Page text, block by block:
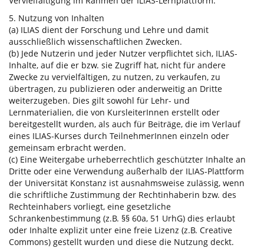
5. Nutzung von Inhalten
(a) ILIAS dient der Forschung und Lehre und damit
ausschließlich wissenschaftlichen Zwecken.
(b) Jede Nutzerin und jeder Nutzer verpflichtet sich, ILIAS-
Inhalte, auf die er bzw. sie Zugriff hat, nicht für andere
Zwecke zu vervielfältigen, zu nutzen, zu verkaufen, zu
übertragen, zu publizieren oder anderweitig an Dritte
weiterzugeben. Dies gilt sowohl für Lehr- und
Lernmaterialien, die von KursleiterInnen erstellt oder
bereitgestellt wurden, als auch für Beiträge, die im Verlauf
eines ILIAS-Kurses durch TeilnehmerInnen einzeln oder
gemeinsam erbracht werden.
(c) Eine Weitergabe urheberrechtlich geschützter Inhalte an
Dritte oder eine Verwendung außerhalb der ILIAS-Plattform
der Universität Konstanz ist ausnahmsweise zulässig, wenn
die schriftliche Zustimmung der Rechtinhaberin bzw. des
Rechteinhabers vorliegt, eine gesetzliche
Schrankenbestimmung (z.B. §§ 60a, 51 UrhG) dies erlaubt
oder Inhalte explizit unter eine freie Lizenz (z.B. Creative
Commons) gestellt wurden und diese die Nutzung deckt.